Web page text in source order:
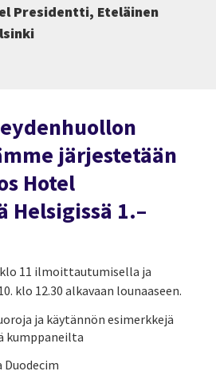
Presidentti, Eteläinen
järjestetään
Hotel
Helsigissä 1.–
klo 11 ilmoittautumisella ja
klo 12.30 alkavaan lounaaseen.
ja käytännön esimerkkejä
kumppaneilta
Duodecim